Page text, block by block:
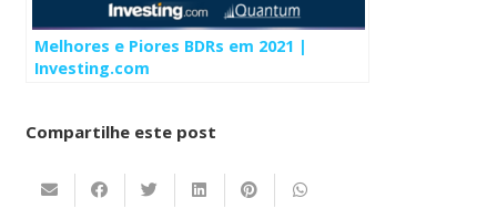
Melhores e Piores BDRs em 2021 |
Investing.com
Compartilhe este post